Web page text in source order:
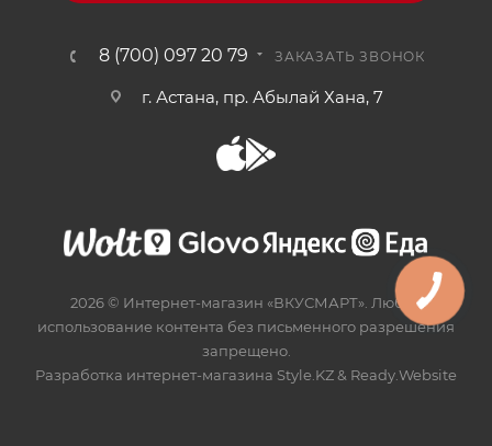
8 (700) 097 20 79 ЗАКАЗАТЬ ЗВОНОК
г. Астана, пр. Абылай Хана, 7
2026 © Интернет-магазин «ВКУСМАРТ». Любое
использование контента без письменного разрешения
запрещено.
Разработка интернет-магазина Style.KZ& Ready.Website